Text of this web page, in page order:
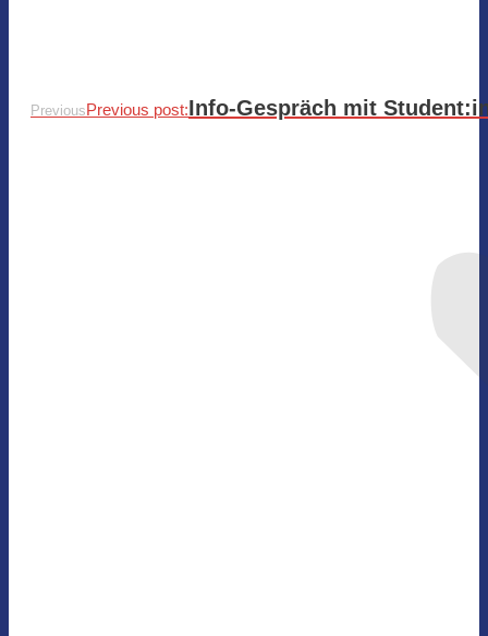
PreviousPrevious post:Info-Gespräch mit